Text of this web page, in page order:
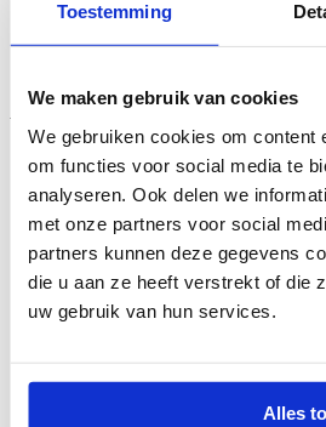
Toestemming
We maken gebruik van cookies
We gebruiken cookies om content
om functies voor social media te
analyseren. Ook delen we
met onze partners voor social
partners kunnen deze gegevens
die u aan ze heeft verstrekt of die
uw gebruik van hun services.
Alles
Wat ons bezig houdt